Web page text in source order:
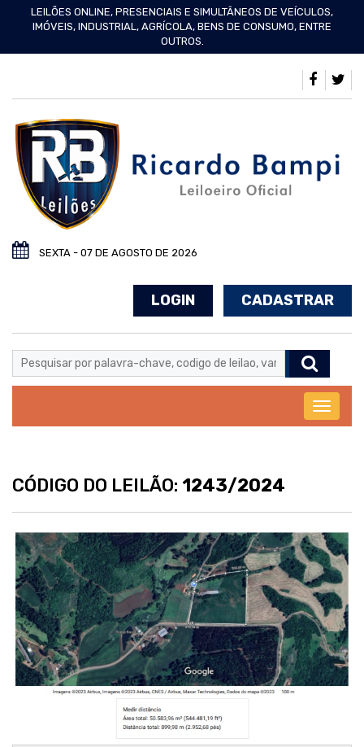
LEILÕES ONLINE, PRESENCIAIS E SIMULTÂNEOS DE VEÍCULOS,
IMÓVEIS, INDUSTRIAL, AGRÍCOLA, BENS DE CONSUMO, ENTRE
OUTROS.
SEXTA - 07 DE AGOSTO DE 2026
LOGIN CADASTRAR
Abrir
menu
CÓDIGO DO LEILÃO: 1243/2024